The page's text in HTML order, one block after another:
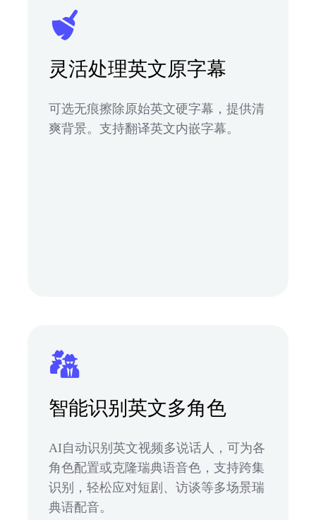
灵活处理英文原字幕
可选无痕擦除原始英文硬字幕，提供清
爽背景。支持翻译英文内嵌字幕。
智能识别英文多角色
AI自动识别英文视频多说话人，可为各
角色配置或克隆瑞典语音色，支持跨集
识别，轻松应对短剧、访谈等多场景瑞
典语配音。